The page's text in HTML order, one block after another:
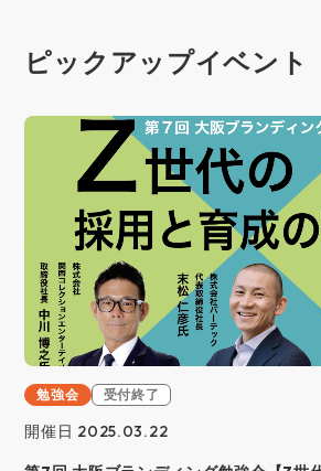
ピックアップイベント
勉強会 受付終了
開催日 2025.03.22